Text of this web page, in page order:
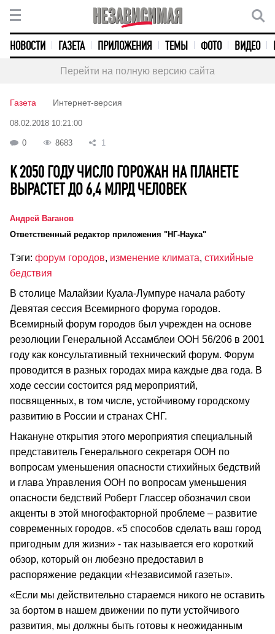
НОВОСТИ ГАЗЕТА ПРИЛОЖЕНИЯ ТЕМЫ ФОТО ВИДЕО
Перейти на полную версию сайта
Газета Интернет-версия
08.02.2018 10:21:00
0 8683 1
К 2050 ГОДУ ЧИСЛО ГОРОЖАН НА ПЛАНЕТЕ
ВЫРАСТЕТ ДО 6,4 МЛРД ЧЕЛОВЕК
Андрей Ваганов
Ответственный редактор приложения "НГ-Наука"
Тэги: форум городов, изменение климата, стихийные
бедствия
В столице Малайзии Куала-Лумпуре начала работу
Девятая сессия Всемирного форума городов.
Всемирный форум городов был учрежден на основе
резолюции Генеральной Ассамблеи ООН 56/206 в 2001
году как консультативный технический форум. Форум
проводится в разных городах мира каждые два года. В
ходе сессии состоится ряд мероприятий,
посвященных, в том числе, устойчивому городскому
развитию в России и странах СНГ.
Накануне открытия этого мероприятия специальный
представитель Генерального секретаря ООН по
вопросам уменьшения опасности стихийных бедствий
и глава Управления ООН по вопросам уменьшения
опасности бедствий Роберт Глассер обозначил свои
акценты в этой многофакторной проблеме – развитие
современных городов. «5 способов сделать ваш город
пригодным для жизни» - так называется его короткий
обзор, который он любезно предоставил в
распоряжение редакции «Независимой газеты».
«Если мы действительно стараемся никого не оставить
за бортом в нашем движении по пути устойчивого
развития, мы должны быть готовы к неожиданным